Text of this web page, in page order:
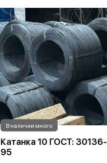
В наличии много
Катанка 10 ГОСТ: 30136-
95